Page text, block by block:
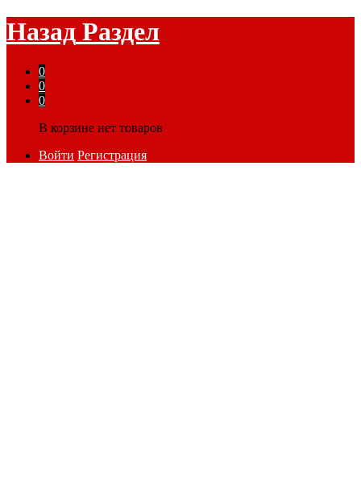
Назад Раздел
0
0
0
В корзине нет товаров
Войти Регистрация